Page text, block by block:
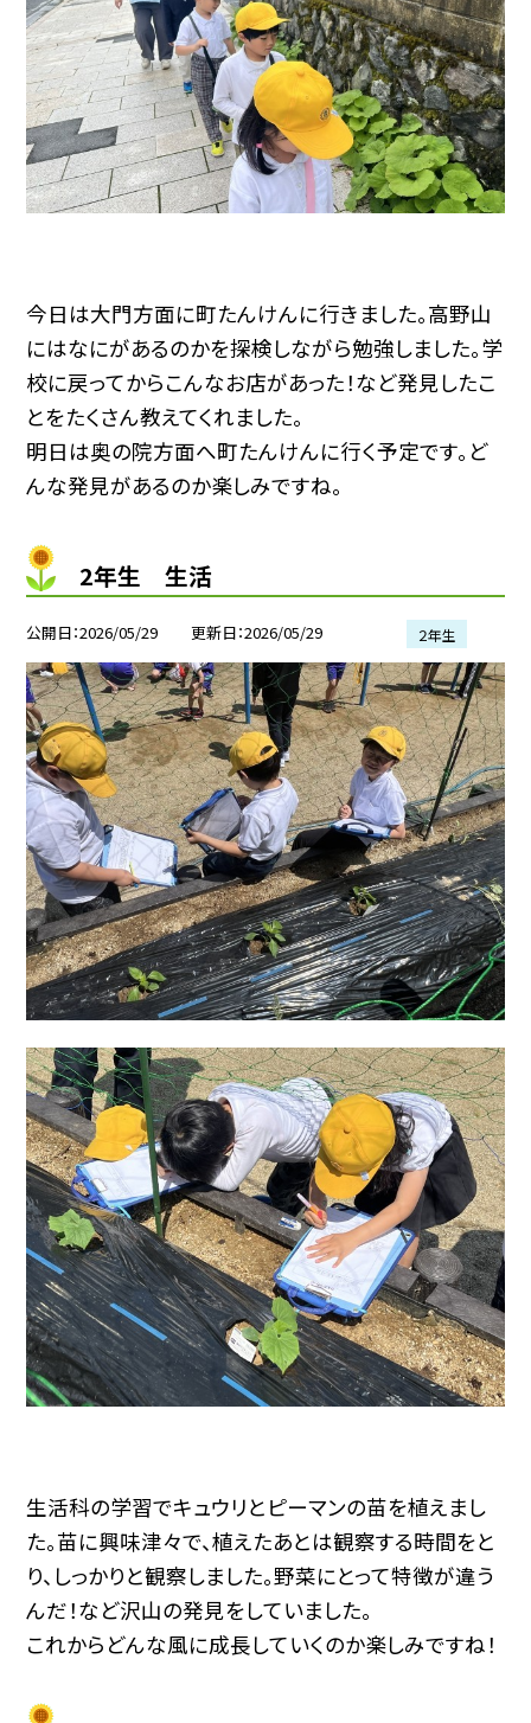
今日は大門方面に町たんけんに行きました。高野山
にはなにがあるのかを探検しながら勉強しました。学
校に戻ってからこんなお店があった！など発見したこ
とをたくさん教えてくれました。
明日は奥の院方面へ町たんけんに行く予定です。ど
んな発見があるのか楽しみですね。
2年生 生活
公開日 2026/05/29 更新日 2026/05/29 ２年生
生活科の学習でキュウリとピーマンの苗を植えまし
た。苗に興味津々で、植えたあとは観察する時間をと
り、しっかりと観察しました。野菜にとって特徴が違う
んだ！など沢山の発見をしていました。
これからどんな風に成長していくのか楽しみですね！